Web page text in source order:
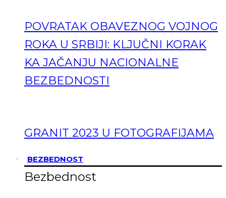
POVRATAK OBAVEZNOG VOJNOG
ROKA U SRBIJI: KLJUČNI KORAK
KA JAČANJU NACIONALNE
BEZBEDNOSTI
GRANIT 2023 U FOTOGRAFIJAMA
BEZBEDNOST
Bezbednost